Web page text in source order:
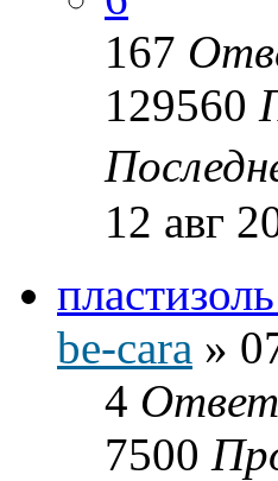
167
129560
12 авг
be-cara »
4
7500